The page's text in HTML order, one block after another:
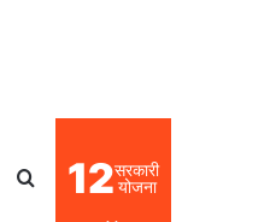
Log InSearch for
12सरकारी
योजना